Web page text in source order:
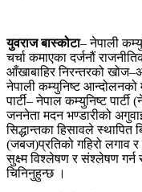
युवराज बास्कोटा– नेपाली
चर्चा कमाएका दर्जनौं
आँखाबाहिर निरन्तरको
नेपाली कम्युनिष्ट
पार्टी– नेपाल कम्युनिष्ट
जननेता मदन भण्डारीको
सिद्धान्तका हिसावले
(जबज)प्रतिको गहिरो लगाव
सुक्ष्म विश्लेषण र संश्लेषण
चिनिनुहुन्छ ।